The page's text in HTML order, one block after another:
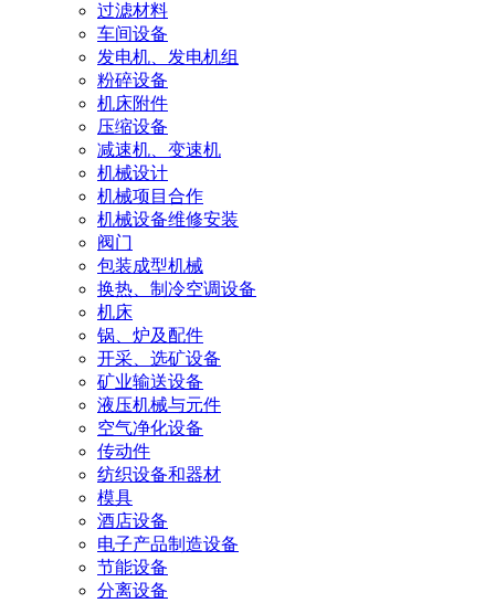
过滤材料
车间设备
发电机、发电机组
粉碎设备
机床附件
压缩设备
减速机、变速机
机械设计
机械项目合作
机械设备维修安装
阀门
包装成型机械
换热、制冷空调设备
机床
锅、炉及配件
开采、选矿设备
矿业输送设备
液压机械与元件
空气净化设备
传动件
纺织设备和器材
模具
酒店设备
电子产品制造设备
节能设备
分离设备